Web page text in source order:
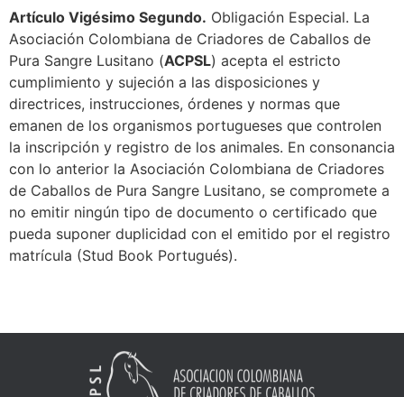
Artículo Vigésimo Segundo. Obligación Especial. La
Asociación Colombiana de Criadores de Caballos de
Pura Sangre Lusitano (ACPSL) acepta el estricto
cumplimiento y sujeción a las disposiciones y
directrices, instrucciones, órdenes y normas que
emanen de los organismos portugueses que controlen
la inscripción y registro de los animales. En consonancia
con lo anterior la Asociación Colombiana de Criadores
de Caballos de Pura Sangre Lusitano, se compromete a
no emitir ningún tipo de documento o certificado que
pueda suponer duplicidad con el emitido por el registro
matrícula (Stud Book Portugués).